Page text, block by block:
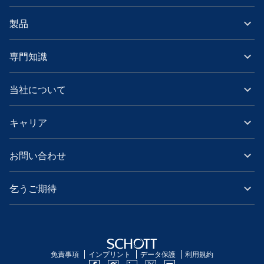
製品
専門知識
当社について
キャリア
お問い合わせ
乞うご期待
免責事項 インプリント データ保護 利用規約